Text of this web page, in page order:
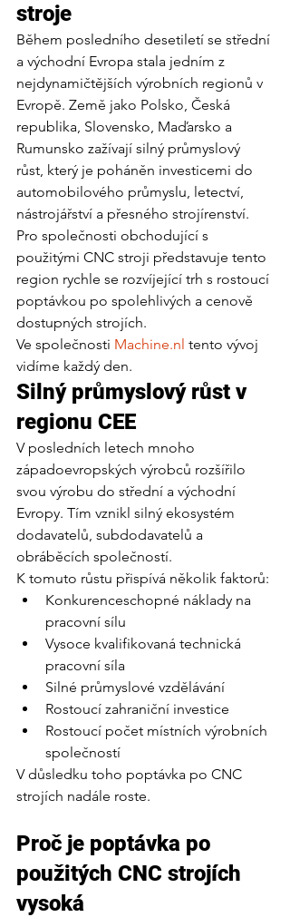
stroje
Během posledního desetiletí se střední
a východní Evropa stala jedním z
nejdynamičtějších výrobních regionů v
Evropě. Země jako Polsko, Česká
republika, Slovensko, Maďarsko a
Rumunsko zažívají silný průmyslový
růst, který je poháněn investicemi do
automobilového průmyslu, letectví,
nástrojářství a přesného strojírenství.
Pro společnosti obchodující s
použitými CNC stroji představuje tento
region rychle se rozvíjející trh s rostoucí
poptávkou po spolehlivých a cenově
dostupných strojích.
Ve společnosti Machine.nl tento vývoj
vidíme každý den.
Silný průmyslový růst v
regionu CEE
V posledních letech mnoho
západoevropských výrobců rozšířilo
svou výrobu do střední a východní
Evropy. Tím vznikl silný ekosystém
dodavatelů, subdodavatelů a
obráběcích společností.
K tomuto růstu přispívá několik faktorů:
Konkurenceschopné náklady na
pracovní sílu
Vysoce kvalifikovaná technická
pracovní síla
Silné průmyslové vzdělávání
Rostoucí zahraniční investice
Rostoucí počet místních výrobních
společností
V důsledku toho poptávka po CNC
strojích nadále roste.
Proč je poptávka po
použitých CNC strojích
vysoká